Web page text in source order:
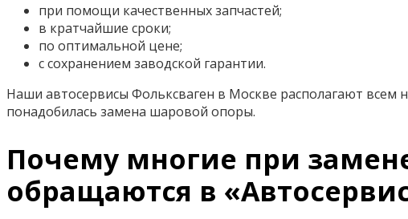
при помощи качественных запчастей;
в кратчайшие сроки;
по оптимальной цене;
с сохранением заводской гарантии.
Наши автосервисы Фольксваген в Москве располагают всем
понадобилась замена шаровой опоры.
Почему многие при
обращаются в